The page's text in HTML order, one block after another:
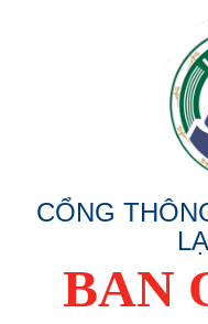
CỔNG
BAN